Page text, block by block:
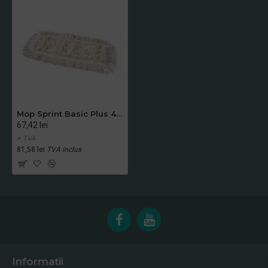
Mop Sprint Basic Plus 40 cm, Vermop
67,42 lei
+ TVA
81,58 lei TVA inclus
Informatii